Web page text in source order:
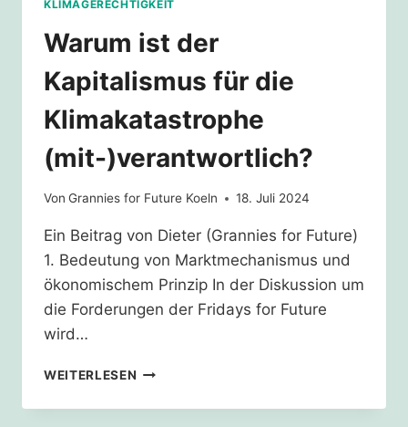
KLIMAGERECHTIGKEIT
Warum ist der
Kapitalismus für die
Klimakatastrophe
(mit-)verantwortlich?
Von Grannies for Future Koeln 18. Juli 2024
Ein Beitrag von Dieter (Grannies for Future)
1. Bedeutung von Marktmechanismus und
ökonomischem Prinzip In der Diskussion um
die Forderungen der Fridays for Future
wird…
WEITERLESEN WARUM
DER